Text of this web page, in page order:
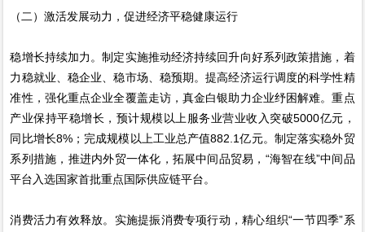
（二）激活发展动力，促进经济平稳健康运行
稳增长持续加力。制定实施推动经济持续回升向好系列政策措施，着
力稳就业、稳企业、稳市场、稳预期。提高经济运行调度的科学性精
准性，强化重点企业全覆盖走访，真金白银助力企业纾困解难。重点
产业保持平稳增长，预计规模以上服务业营业收入突破5000亿元，
同比增长8%；完成规模以上工业总产值882.1亿元。制定落实稳外贸
系列措施，推进内外贸一体化，拓展中间品贸易，“海智在线”中间品
平台入选国家首批重点国际供应链平台。
消费活力有效释放。实施提振消费专项行动，精心组织“一节四季”系